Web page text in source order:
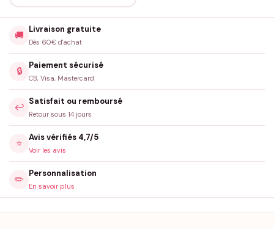
🚚
Livraison gratuite
Dès 60€ d'achat
🔒
Paiement sécurisé
CB, Visa, Mastercard
↩️
Satisfait ou remboursé
Retour sous 14 jours
⭐
Avis vérifiés 4,7/5
Voir les avis
✏️
Personnalisation
En savoir plus